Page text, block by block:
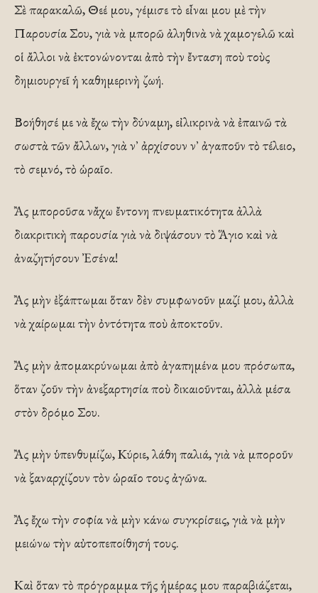
Σὲ παρακαλῶ, Θεέ μου, γέμισε τὸ εἶναι μου μὲ τὴν
Παρουσία Σου, γιὰ νὰ μπορῶ ἀληθινὰ νὰ χαμογελῶ καὶ
οἱ ἄλλοι νὰ ἐκτονώνονται ἀπὸ τὴν ἔνταση ποὺ τοὺς
δημιουργεῖ ἡ καθημερινὴ ζωή.
Βοήθησέ με νὰ ἔχω τὴν δύναμη, εἰλικρινὰ νὰ ἐπαινῶ τὰ
σωστὰ τῶν ἄλλων, γιὰ ν᾿ ἀρχίσουν ν᾿ ἀγαποῦν τὸ τέλειο,
τὸ σεμνό, τὸ ὡραῖο.
Ἂς μποροῦσα νἄχω ἔντονη πνευματικότητα ἀλλὰ
διακριτικὴ παρουσία γιὰ νὰ διψάσουν τὸ Ἅγιο καὶ νὰ
ἀναζητήσουν Ἐσένα!
Ἂς μὴν ἐξάπτωμαι ὅταν δὲν συμφωνοῦν μαζί μου, ἀλλὰ
νὰ χαίρωμαι τὴν ὀντότητα ποὺ ἀποκτοῦν.
Ἂς μὴν ἀπομακρύνωμαι ἀπὸ ἀγαπημένα μου πρόσωπα,
ὅταν ζοῦν τὴν ἀνεξαρτησία ποὺ δικαιοῦνται, ἀλλὰ μέσα
στὸν δρόμο Σου.
Ἂς μὴν ὑπενθυμίζω, Κύριε, λάθη παλιά, γιὰ νὰ μποροῦν
νὰ ξαναρχίζουν τὸν ὡραῖο τους ἀγῶνα.
Ἂς ἔχω τὴν σοφία νὰ μὴν κάνω συγκρίσεις, γιὰ νὰ μὴν
μειώνω τὴν αὐτοπεποίθησή τους.
Καὶ ὅταν τὸ πρόγραμμα τῆς ἡμέρας μου παραβιάζεται,